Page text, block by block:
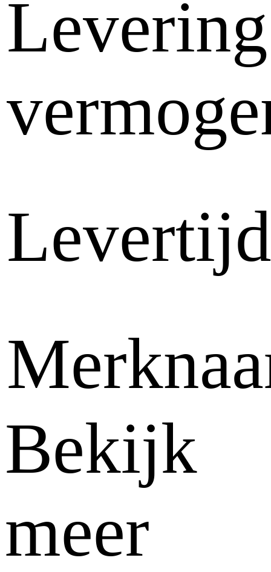
Levering
Levertijd
Bekijk
meer